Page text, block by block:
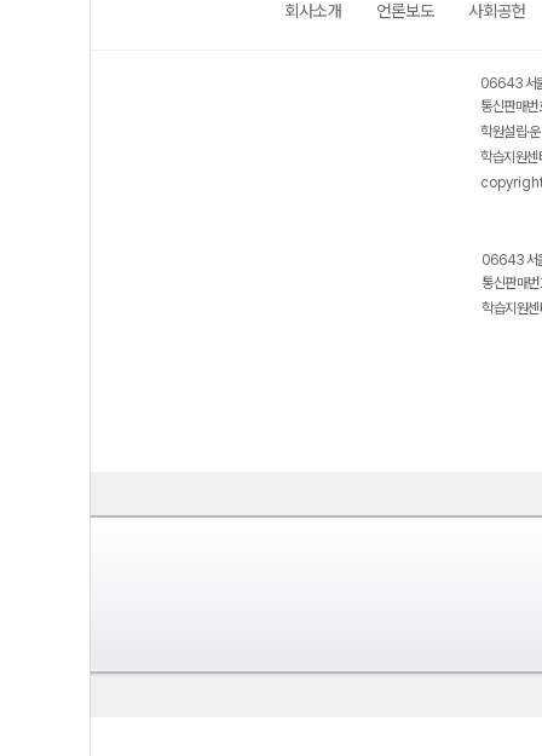
회사소개 언론보도 사회공헌
06643 서
통신판매
학원설립·
학습지원
06643 서
통신판매
학습지원